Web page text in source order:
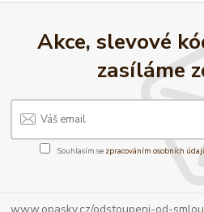
Akce, slevové
zasíláme
Souhlasím se zpracováním osobních